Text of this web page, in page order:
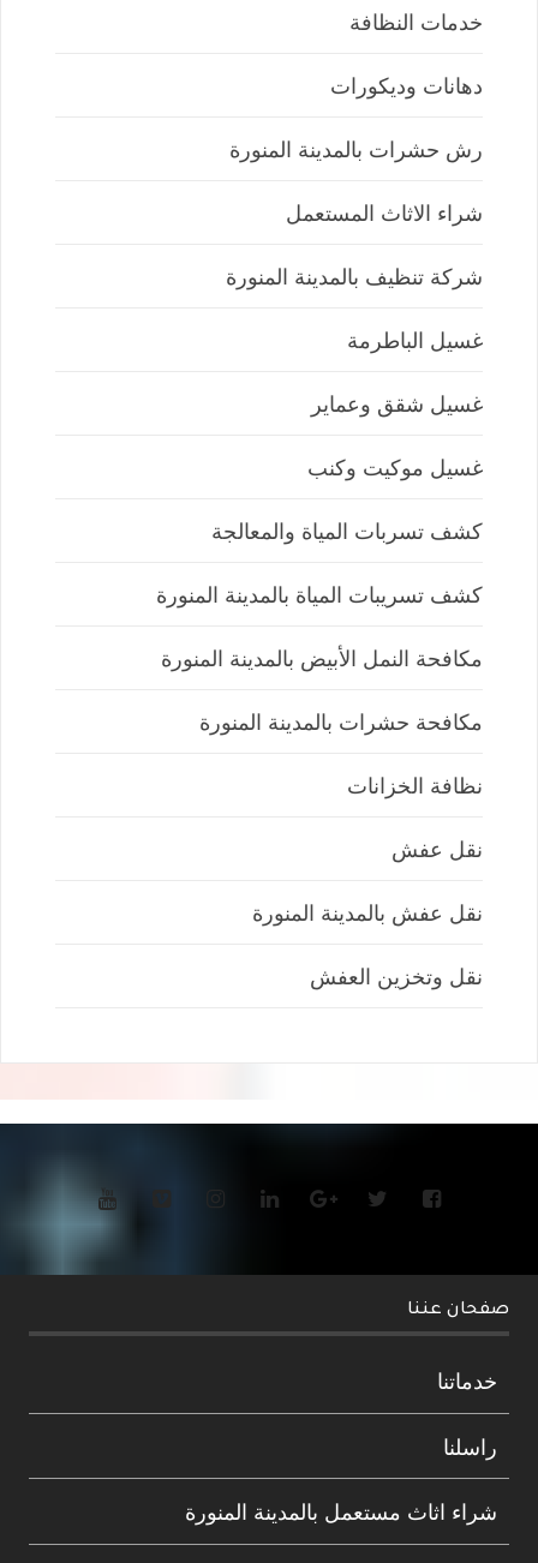
خدمات النظافة
دهانات وديكورات
رش حشرات بالمدينة المنورة
شراء الاثاث المستعمل
شركة تنظيف بالمدينة المنورة
غسيل الباطرمة
غسيل شقق وعماير
غسيل موكيت وكنب
كشف تسربات المياة والمعالجة
كشف تسريبات المياة بالمدينة المنورة
مكافحة النمل الأبيض بالمدينة المنورة
مكافحة حشرات بالمدينة المنورة
نظافة الخزانات
نقل عفش
نقل عفش بالمدينة المنورة
نقل وتخزين العفش
صفحان عننا
خدماتنا
راسلنا
شراء اثاث مستعمل بالمدينة المنورة